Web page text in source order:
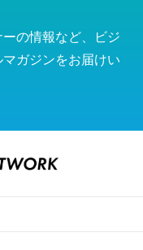
の情報など、ビジ
ガジンをお届けい